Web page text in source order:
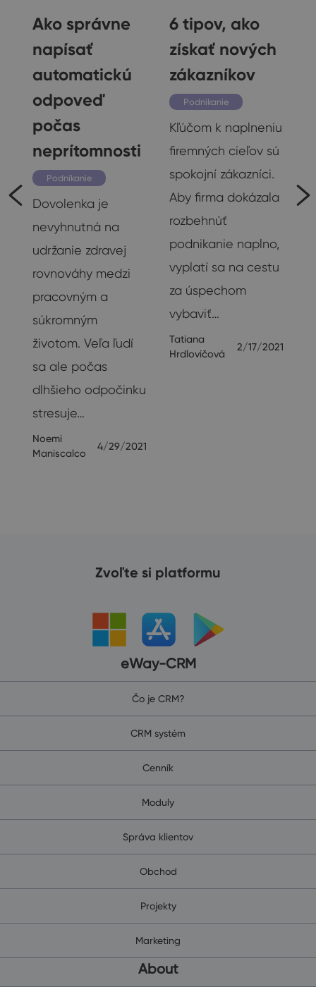
Ako správne
napísať
automatickú
odpoveď
počas
neprítomnosti
Podnikanie
Dovolenka je
nevyhnutná na
udržanie zdravej
rovnováhy medzi
pracovným a
súkromným
životom. Veľa ľudí
sa ale počas
dlhšieho odpočinku
stresuje…
Noemi
Maniscalco
4/29/2021
6 tipov, ako
získať nových
zákazníkov
Podnikanie
Kľúčom k naplneniu
firemných cieľov sú
spokojní zákazníci.
Aby firma dokázala
rozbehnúť
podnikanie naplno,
vyplatí sa na cestu
za úspechom
vybaviť…
Tatiana
Hrdlovičová
2/17/2021
Zvoľte si platformu
eWay-CRM
Čo je CRM?
CRM systém
Cenník
Moduly
Správa klientov
Obchod
Projekty
Marketing
About